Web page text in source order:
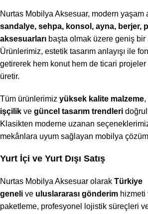
Nurtas Mobilya Aksesuar, modern yaşam
sandalye, sehpa, konsol, ayna, berjer,
aksesuarları başta olmak üzere geniş
Ürünlerimiz, estetik tasarım anlayışı ile
getirerek hem konut hem de ticari
üretir.
Tüm ürünlerimiz yüksek kalite malzeme,
işçilik ve güncel tasarım trendleri
Klasikten moderne uzanan
mekânlara uyum sağlayan mobilya
Yurt İçi ve Yurt Dışı Satış
Nurtas Mobilya Aksesuar olarak Türkiye
geneli ve uluslararası gönderim hizmeti
paketleme, profesyonel lojistik süreçleri